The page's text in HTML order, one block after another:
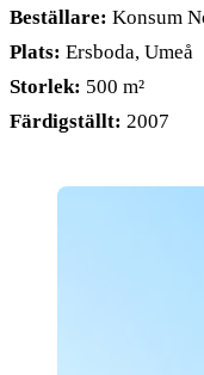
Beställare: Konsum
Plats: Ersboda, Umeå
Storlek: 500 m²
Färdigställt: 2007